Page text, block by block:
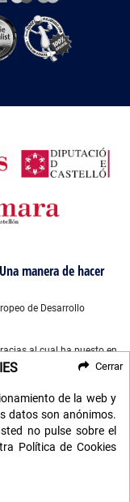
manera de hacer
de Desarrollo
al cual ha puesto en
con el objetivo de
apoyo del Programa
de Castellón”.
de la información y de
y gracias a que ha
e interna para la
la empresa durante
de la web y
datos son anónimos.
no pulse sobre el
Política de Cookies
Cerrar